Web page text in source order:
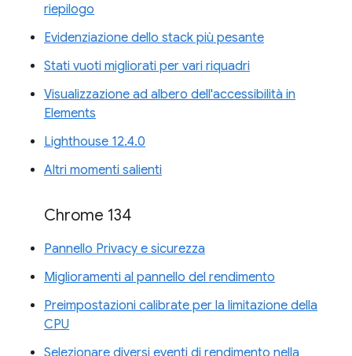
riepilogo
Evidenziazione dello stack più pesante
Stati vuoti migliorati per vari riquadri
Visualizzazione ad albero dell'accessibilità in
Elements
Lighthouse 12.4.0
Altri momenti salienti
Chrome 134
Pannello Privacy e sicurezza
Miglioramenti al pannello del rendimento
Preimpostazioni calibrate per la limitazione della
CPU
Selezionare diversi eventi di rendimento nella